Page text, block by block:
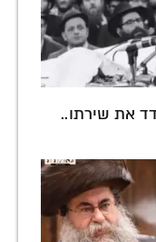
את שירתו..